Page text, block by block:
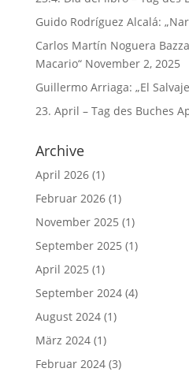
Guido Rodríguez Alcalá:
Carlos Martín Noguera
Macario“ November 2, 2025
Guillermo Arriaga: „El
23. April – Tag des Buches
Archive
April 2026(1)
Februar 2026(1)
November 2025 (1)
September 2025 (1)
April 2025 (1)
September 2024(4)
August 2024(1)
März 2024(1)
Februar 2024(3)